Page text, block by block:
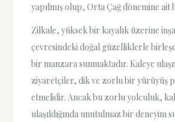
yapılmış olup, Orta Çağ dönemine ait
Zilkale, yüksek bir kayalık üzerine
çevresindeki doğal güzelliklerle
bir manzara sunmaktadır. Kaleye
ziyaretçiler, dik ve zorlu bir yürüyüş
etmelidir. Ancak bu zorlu yolculuk,
ulaşıldığında unutulmaz bir deneyim